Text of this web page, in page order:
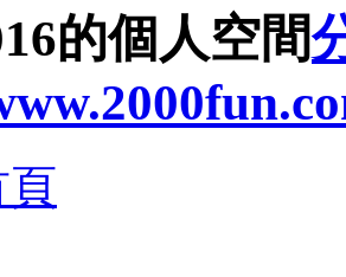
的個人空間
頁